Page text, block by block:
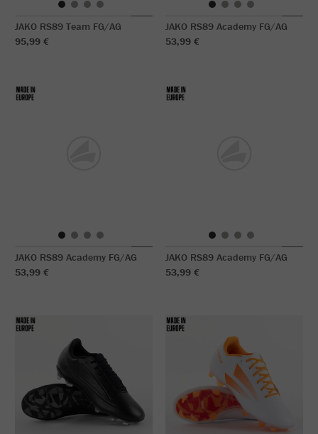
JAKO RS89 Team FG/AG
95,99 €
JAKO RS89 Academy FG/AG
53,99 €
JAKO RS89 Academy FG/AG
53,99 €
JAKO RS89 Academy FG/AG
53,99 €